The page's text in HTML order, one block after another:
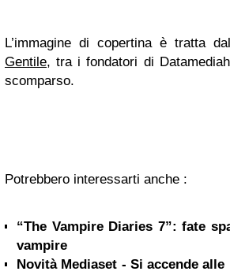
L’immagine di coper­tina è tratta
Gen­tile, tra i fon­da­tori di
scom­parso.
Potrebbero interessarti anche :
“The Vampire Diaries 7”: fate
vampire
Novità Mediaset - Si accende